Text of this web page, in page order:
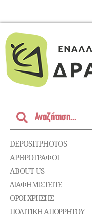
DEPOSITPHOTOS
ΑΡΘΡΟΓΡΑΦΟΙ
ABOUT US
ΔΙΑΦΗΜΙΣΤΕΊΤΕ
ΌΡΟΙ ΧΡΉΣΗΣ
ΠΟΛΙΤΙΚΉ ΑΠΟΡΡΉΤΟΥ